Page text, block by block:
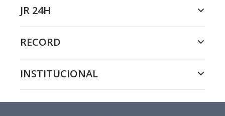
JR 24H
RECORD
INSTITUCIONAL